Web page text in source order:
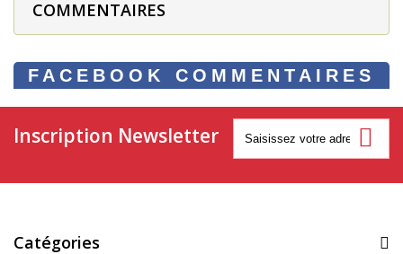
COMMENTAIRES
FACEBOOK COMMENTAIRES
Inscription Newsletter
Catégories